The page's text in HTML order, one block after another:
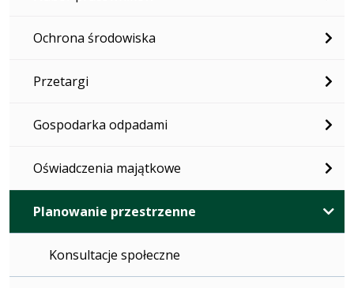
Ochrona środowiska
Przetargi
Gospodarka odpadami
Oświadczenia majątkowe
Planowanie przestrzenne
Konsultacje społeczne